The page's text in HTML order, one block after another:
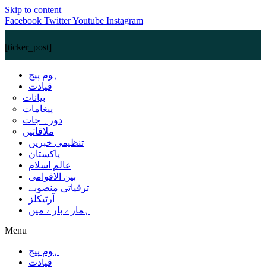
Skip to content
Facebook TwitterYoutube Instagram
[ticker_post]
ہوم پیج
قیادت
بیانات
پیغامات
دورہ جات
ملاقاتیں
تنظیمی خبریں
پاکستان
عالم اسلام
بین الاقوامی
ترقیاتی منصوبے
آرٹیکلز
ہمارے بارے میں
Menu
ہوم پیج
قیادت